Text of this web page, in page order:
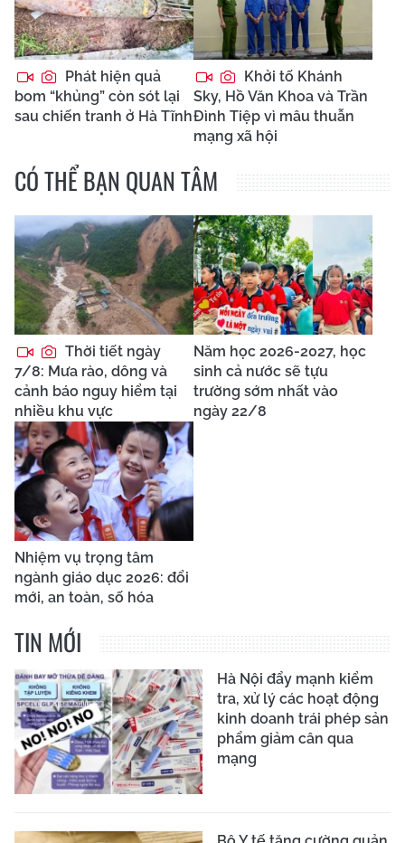
Phát hiện quả
bom “khủng” còn sót lại
sau chiến tranh ở Hà Tĩnh
Khởi tố Khánh
Sky, Hồ Văn Khoa và Trần
Đình Tiệp vì mâu thuẫn
mạng xã hội
CÓ THỂ BẠN QUAN TÂM
Thời tiết ngày
7/8: Mưa rào, dông và
cảnh báo nguy hiểm tại
nhiều khu vực
Năm học 2026-2027, học
sinh cả nước sẽ tựu
trường sớm nhất vào
ngày 22/8
Nhiệm vụ trọng tâm
ngành giáo dục 2026: đổi
mới, an toàn, số hóa
TIN MỚI
Hà Nội đẩy mạnh kiểm
tra, xử lý các hoạt động
kinh doanh trái phép sản
phẩm giảm cân qua
mạng